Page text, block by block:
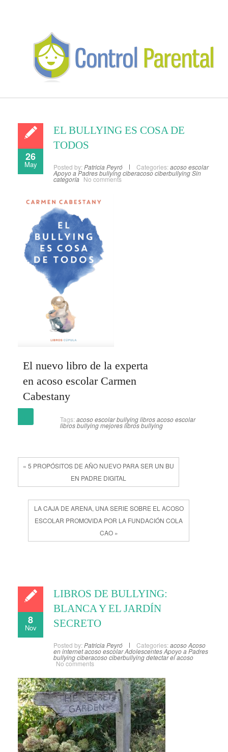
26
May
EL BULLYING ES COSA DE
TODOS
Posted by: Patricia Peyró Categories: acoso escolar
Apoyo a PadresbullyingciberacosociberbullyingSin
categoría No comments
El nuevo libro de la experta
en acoso escolar Carmen
Cabestany
Tags: acoso escolarbullyinglibros acoso escolar
libros bullyingmejores libros bullying
« 5 PROPÓSITOS DE AÑO NUEVO PARA SER UN BU
EN PADRE DIGITAL
LA CAJA DE ARENA, UNA SERIE SOBRE EL ACOSO
ESCOLAR PROMOVIDA POR LA FUNDACIÓN COLA
CAO »
8
Nov
LIBROS DE BULLYING:
BLANCA Y EL JARDÍN
SECRETO
Posted by: Patricia Peyró Categories: acosoAcoso
en internetacoso escolarAdolescentesApoyo a Padres
bullyingciberacosociberbullyingdetectar el acoso
No comments